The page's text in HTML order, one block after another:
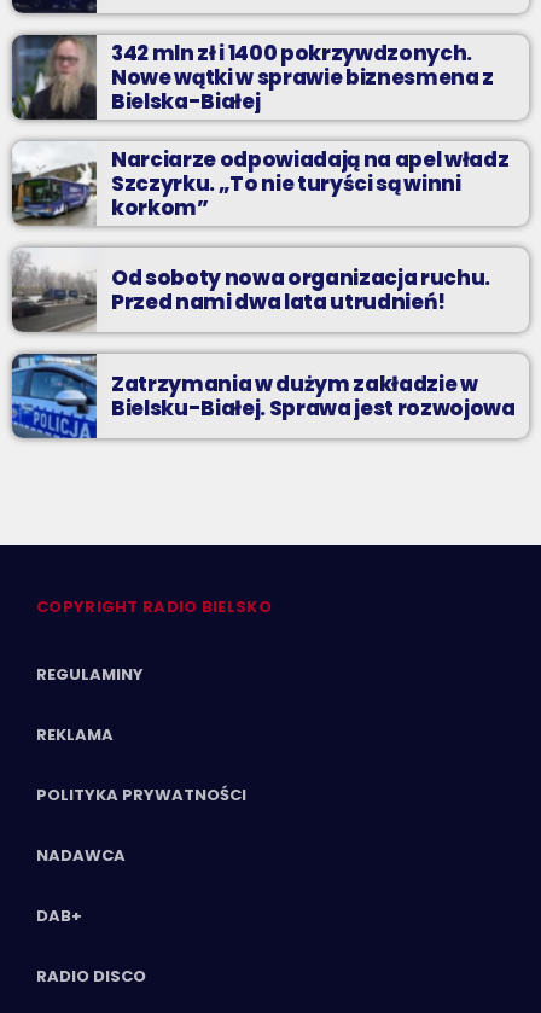
342 mln zł i 1400 pokrzywdzonych.
Nowe wątki w sprawie biznesmena z
Bielska-Białej
Narciarze odpowiadają na apel władz
Szczyrku. „To nie turyści są winni
korkom”
Od soboty nowa organizacja ruchu.
Przed nami dwa lata utrudnień!
Zatrzymania w dużym zakładzie w
Bielsku-Białej. Sprawa jest rozwojowa
COPYRIGHT RADIO BIELSKO
REGULAMINY
REKLAMA
POLITYKA PRYWATNOŚCI
NADAWCA
DAB+
RADIO DISCO